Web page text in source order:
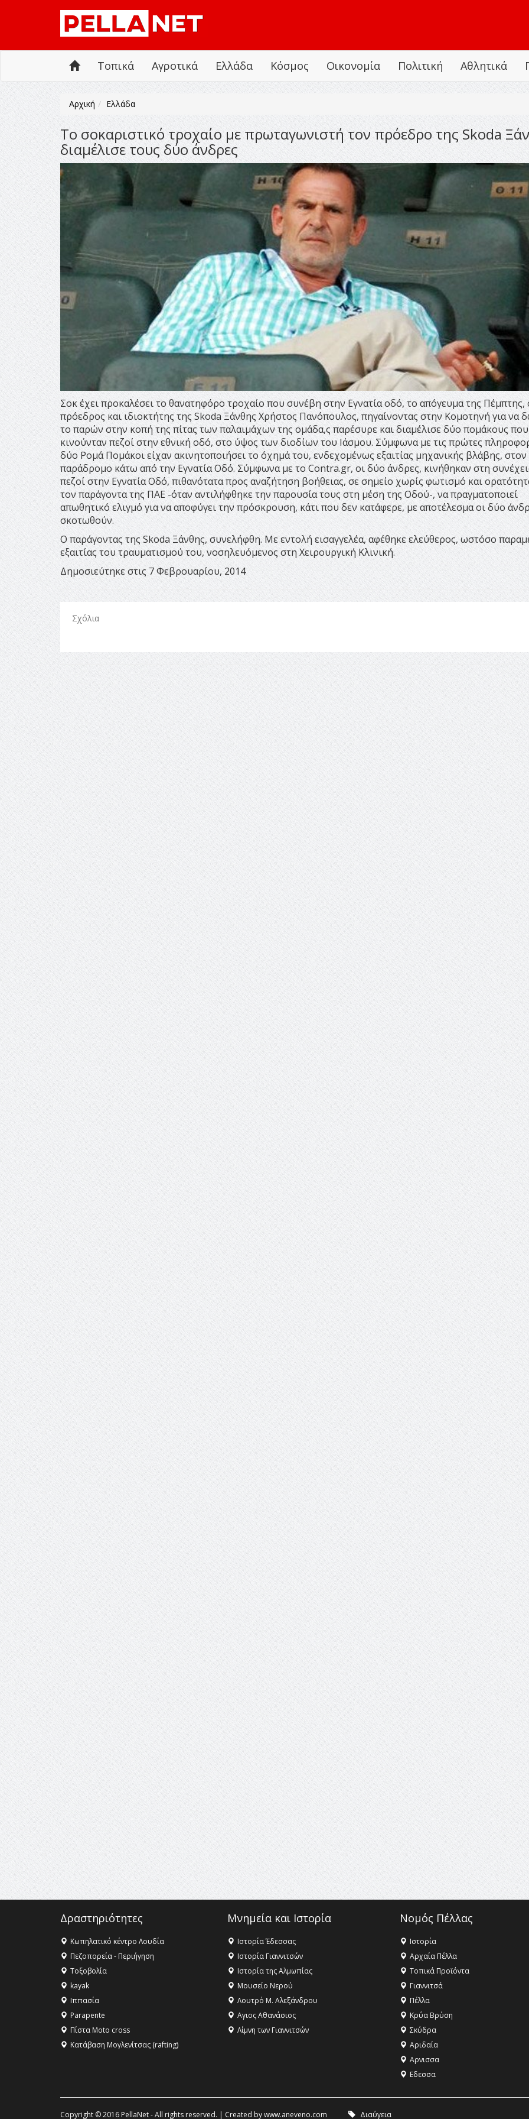
Τοπικά Αγροτικά Ελλάδα Κόσμος Οικονομία Πολιτική Αθλητικά
Αρχική Ελλάδα
Το σοκαριστικό τροχαίο με πρωταγωνιστή τον πρόεδρο της Skoda
διαμέλισε τους δύο άνδρες
Σοκ έχει προκαλέσει το θανατηφόρο τροχαίο που συνέβη στην Εγνατία οδό, το απόγευμα της Πέμπτης,
πρόεδρος και ιδιοκτήτης της Skoda Ξάνθης Χρήστος Πανόπουλος, πηγαίνοντας στην Κομοτηνή για να
το παρών στην κοπή της πίτας των παλαιμάχων της ομάδα,ς παρέσυρε και διαμέλισε δύο πομάκους που
κινούνταν πεζοί στην εθνική οδό, στο ύψος των διοδίων του Ιάσμου. Σύμφωνα με τις πρώτες
δύο Ρομά Πομάκοι είχαν ακινητοποιήσει το όχημά του, ενδεχομένως εξαιτίας μηχανικής βλάβης, στον
παράδρομο κάτω από την Εγνατία Οδό. Σύμφωνα με το Contra.gr, οι δύο άνδρες, κινήθηκαν στη
πεζοί στην Εγνατία Οδό, πιθανότατα προς αναζήτηση βοήθειας, σε σημείο χωρίς φωτισμό και
τον παράγοντα της ΠΑΕ -όταν αντιλήφθηκε την παρουσία τους στη μέση της Οδού-, να πραγματοποιεί
απωθητικό ελιγμό για να αποφύγει την πρόσκρουση, κάτι που δεν κατάφερε, με αποτέλεσμα οι δύο
σκοτωθούν.
Ο παράγοντας της Skoda Ξάνθης, συνελήφθη. Με εντολή εισαγγελέα, αφέθηκε ελεύθερος, ωστόσο
εξαιτίας του τραυματισμού του, νοσηλευόμενος στη Χειρουργική Κλινική.
Δημοσιεύτηκε στις 7 Φεβρουαρίου, 2014
Σχόλια
Δραστηριότητες
Κωπηλατικό κέντρο Λουδία
Πεζοπορεία - Περιήγηση
Τοξοβολία
kayak
Ιππασία
Parapente
Πίστα Moto cross
Κατάβαση Μογλενίτσας (rafting)
Μνημεία και Ιστορία
Ιστορία Έδεσσας
Ιστορία Γιαννιτσών
Ιστορία της Αλμωπίας
Μουσείο Νερού
Λουτρό Μ. Αλεξάνδρου
Αγιος Αθανάσιος
Λίμνη των Γιαννιτσών
Νομός Πέλλας
Ιστορία
Αρχαία Πέλλα
Τοπικά Προϊόντα
Γιαννιτσά
Πέλλα
Κρύα Βρύση
Σκύδρα
Αριδαία
Aρνισσα
Eδεσσα
Copyright © 2016 PellaNet - All rights reserved. | Created bywww.aneveno.com Διαύγεια